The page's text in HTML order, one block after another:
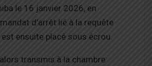
le 16 janvier 2026, en
d’arrêt lié à la requête
ensuite placé sous écrou.
transmis à la chambre